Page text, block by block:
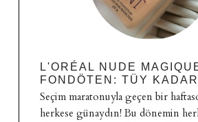
L'ORÉAL NUDE
FONDÖTEN: TÜY
Seçim maratonuyla geçen bir
herkese günaydın! Bu dönemin